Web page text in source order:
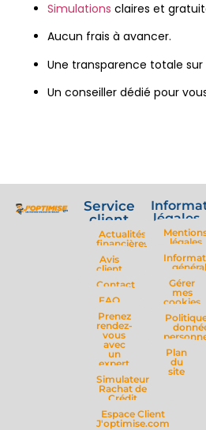
Simulations claires et
Aucun frais à avancer.
Une transparence totale sur
Un conseiller dédié pour
Service
client
Actualités
financières
Avis
client
Contact
FAQ
Prenez
rendez-
vous
avec
un
expert
Simulateur
Rachat de
Crédit
Espace Client
J'optimise.com
légales
légales
Gérer
mes
cookies
Politique
Plan
du
site